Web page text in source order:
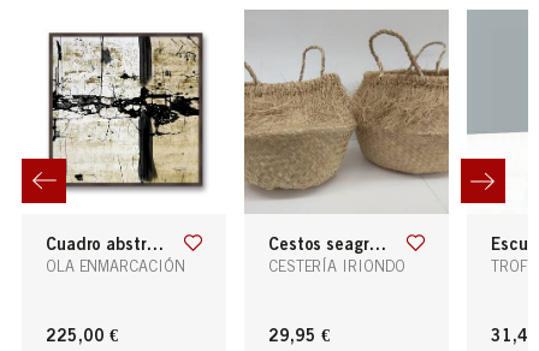
cuadro abstracto cracks-1
OLA ENMARCACIÓN
225,00 €
cestos seagras flecos 35x35x32
CESTERÍA IRIONDO
29,95 €